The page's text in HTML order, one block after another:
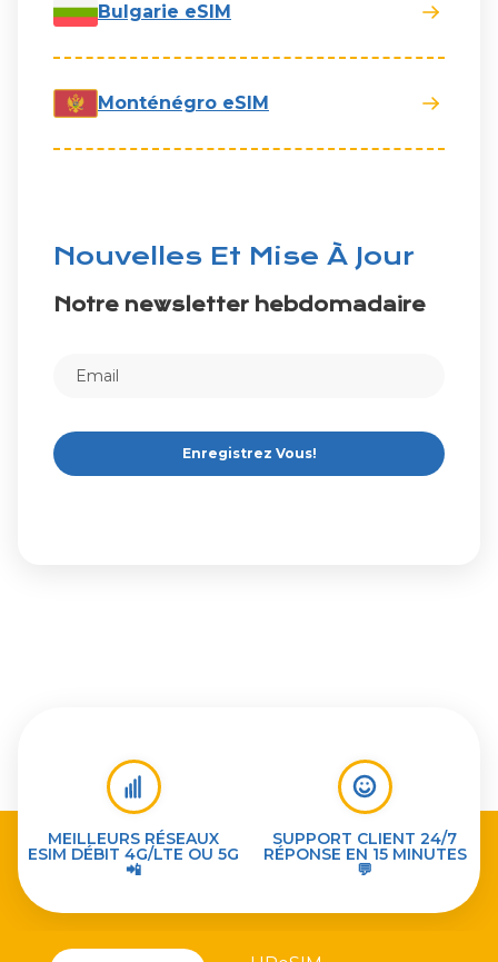
Bulgarie eSIM
Monténégro eSIM
Nouvelles Et Mise À Jour
Notre newsletter hebdomadaire
Enregistrez Vous!
MEILLEURS RÉSEAUX
ESIM DÉBIT 4G/LTE OU 5G
📲
SUPPORT CLIENT 24/7
RÉPONSE EN 15 MINUTES
💬